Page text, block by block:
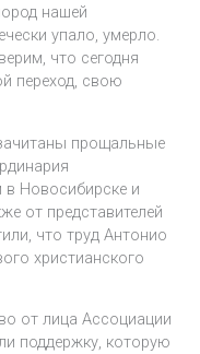
нашей
упало, умерло.
что сегодня
переход, свою
прощальные
в Новосибирске и
от представителей
что труд Антонио
христианского
от лица Ассоциации
поддержку, которую